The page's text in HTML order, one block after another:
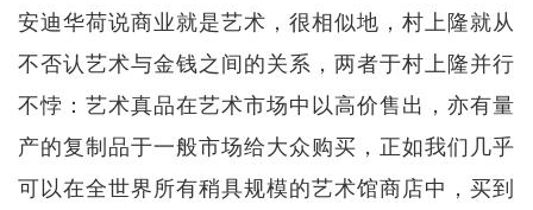
安迪华荷说商业就是艺术，很相似地，村上隆就从
不否认艺术与金钱之间的关系，两者于村上隆并行
不悖：艺术真品在艺术市场中以高价售出，亦有量
产的复制品于一般市场给大众购买，正如我们几乎
可以在全世界所有稍具规模的艺术馆商店中，买到